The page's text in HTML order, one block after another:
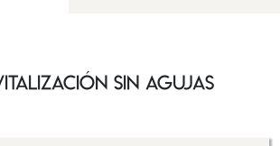
sin agujas